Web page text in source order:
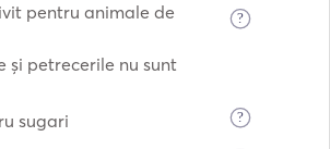
pentru animale de
?
și petrecerile nu sunt
sugari
?